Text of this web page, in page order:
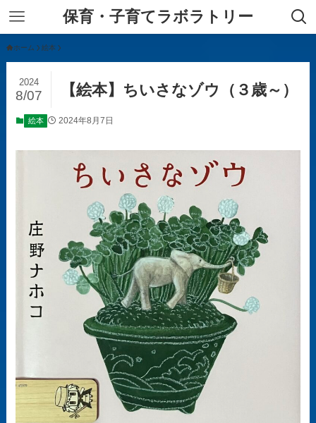
保育・子育てラボラトリー
ホーム 絵本
【絵本】ちいさなゾウ（３歳～）
2024
8/07
絵本 2024年8月7日